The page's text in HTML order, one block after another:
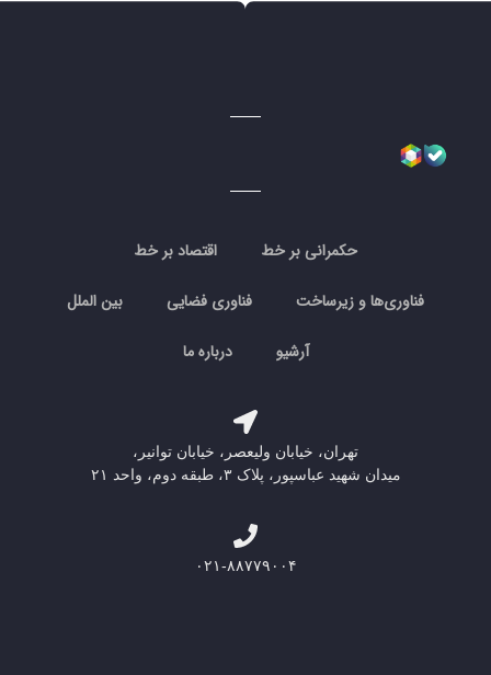
حکمرانی بر خط اقتصاد بر خط
فناوری‌ها و زیرساخت فناوری فضایی بین الملل
آرشیو درباره ما
تهران، خیابان ولیعصر، خیابان توانیر،
میدان شهید عباسپور، پلاک ۳، طبقه دوم، واحد ۲۱
۰۲۱-۸۸۷۷۹۰۰۴